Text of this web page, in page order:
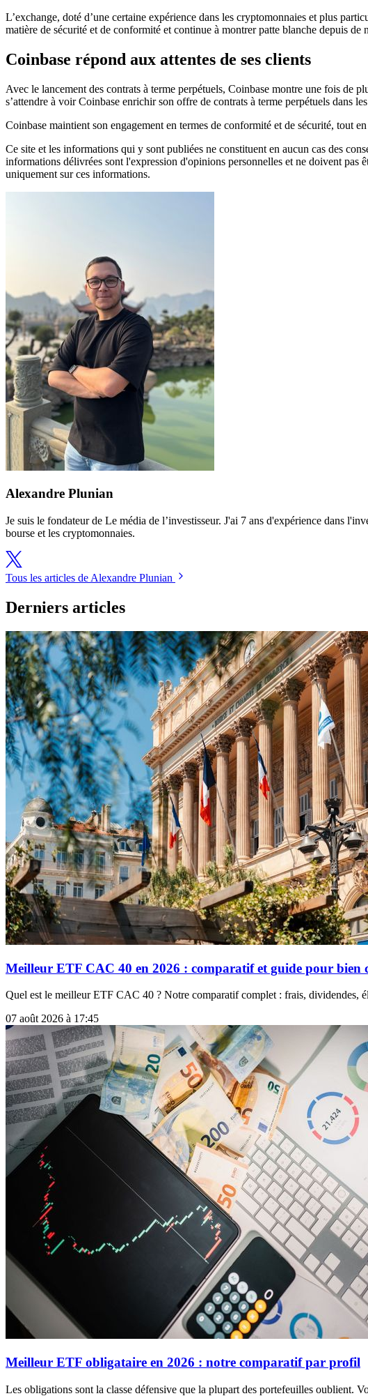
L’exchange, doté d’une certaine expérience dans les cryptomonnaies et plus
matière de sécurité et de conformité et continue à montrer patte blanche depuis de
Coinbase répond aux attentes de ses clients
Avec le lancement des contrats à terme perpétuels, Coinbase montre une fois de
s’attendre à voir Coinbase enrichir son offre de contrats à terme perpétuels dans
Coinbase maintient son engagement en termes de conformité et de sécurité, tout
Ce site et les informations qui y sont publiées ne constituent en aucun cas des
informations délivrées sont l'expression d'opinions personnelles et ne doivent pas
uniquement sur ces informations.
Alexandre Plunian
Je suis le fondateur de Le média de l’investisseur. J'ai 7 ans d'expérience dans
bourse et les cryptomonnaies.
Tous les articles de Alexandre Plunian
Derniers articles
Meilleur ETF CAC 40 en 2026 : comparatif et guide pour bien
Quel est le meilleur ETF CAC 40 ? Notre comparatif complet : frais, dividendes,
07 août 2026 à 17:45
Meilleur ETF obligataire en 2026 : notre comparatif par profil
Les obligations sont la classe défensive que la plupart des portefeuilles oublient.